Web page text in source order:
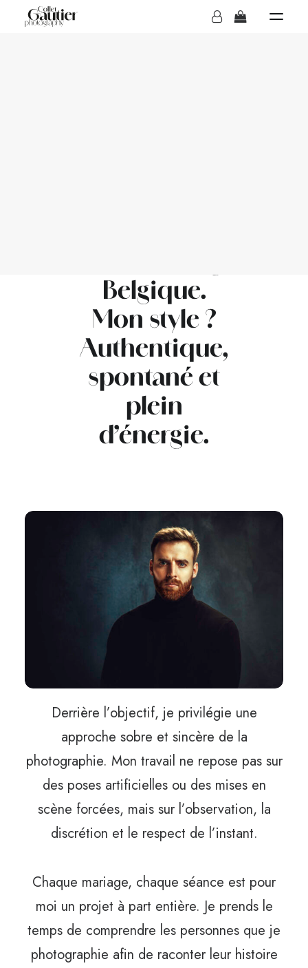
Belgique.
Mon style ?
Authentique,
spontané et
plein
d’énergie.
Derrière l’objectif, je privilégie une
approche sobre et sincère de la
photographie. Mon travail ne repose pas sur
des poses artificielles ou des mises en
scène forcées, mais sur l’observation, la
discrétion et le respect de l’instant.
Chaque mariage, chaque séance est pour
moi un projet à part entière. Je prends le
temps de comprendre les personnes que je
photographie afin de raconter leur histoire